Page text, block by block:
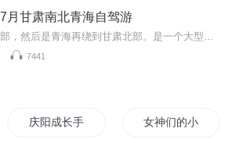
月甘肃南北青海自驾游
7441
庆阳成长手札 女神们的小代驾